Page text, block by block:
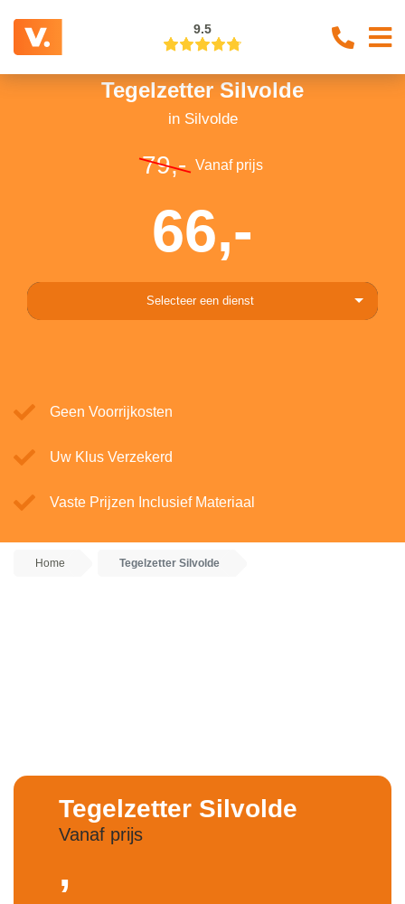
9.5
Tegelzetter Silvolde
in Silvolde
79,- Vanaf prijs
66,-
Selecteer een dienst
Geen Voorrijkosten
Uw Klus Verzekerd
Vaste Prijzen Inclusief Materiaal
Home Tegelzetter Silvolde
Tegelzetter Silvolde
Vanaf prijs
,